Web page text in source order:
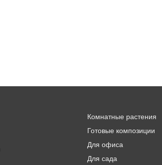
Комнатные растения
Готовые композиции
Для офиса
Для сада